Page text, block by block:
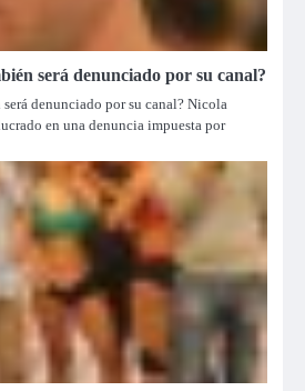
será denunciado por su canal?
denunciado por su canal? Nicola
en una denuncia impuesta por